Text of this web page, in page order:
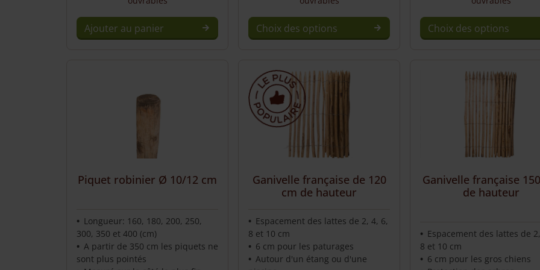
Ajouter au panier
Choix des options
has
multiple
variants.
The
chosen
product
page
Choix des options
chosen
page
Piquet robinier Ø 10/12 cm
Longueur: 160, 180, 200, 250,
300, 350 et 400 (cm)
A partir de 350 cm les piquets ne
sont plus pointés
Ganivelle française de 120
cm de hauteur
Espacement des lattes de 2, 4, 6,
8 et 10 cm
6 cm pour les paturages
Autour d'un étang ou d'une
Ganivelle française
de hauteur
Espacement des lattes de
8 et 10 cm
6 cm pour les gros chiens